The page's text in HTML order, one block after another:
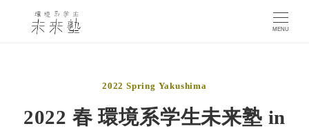
MENU
2022 Spring Yakushima
2022 春 環境系学生未来塾 in